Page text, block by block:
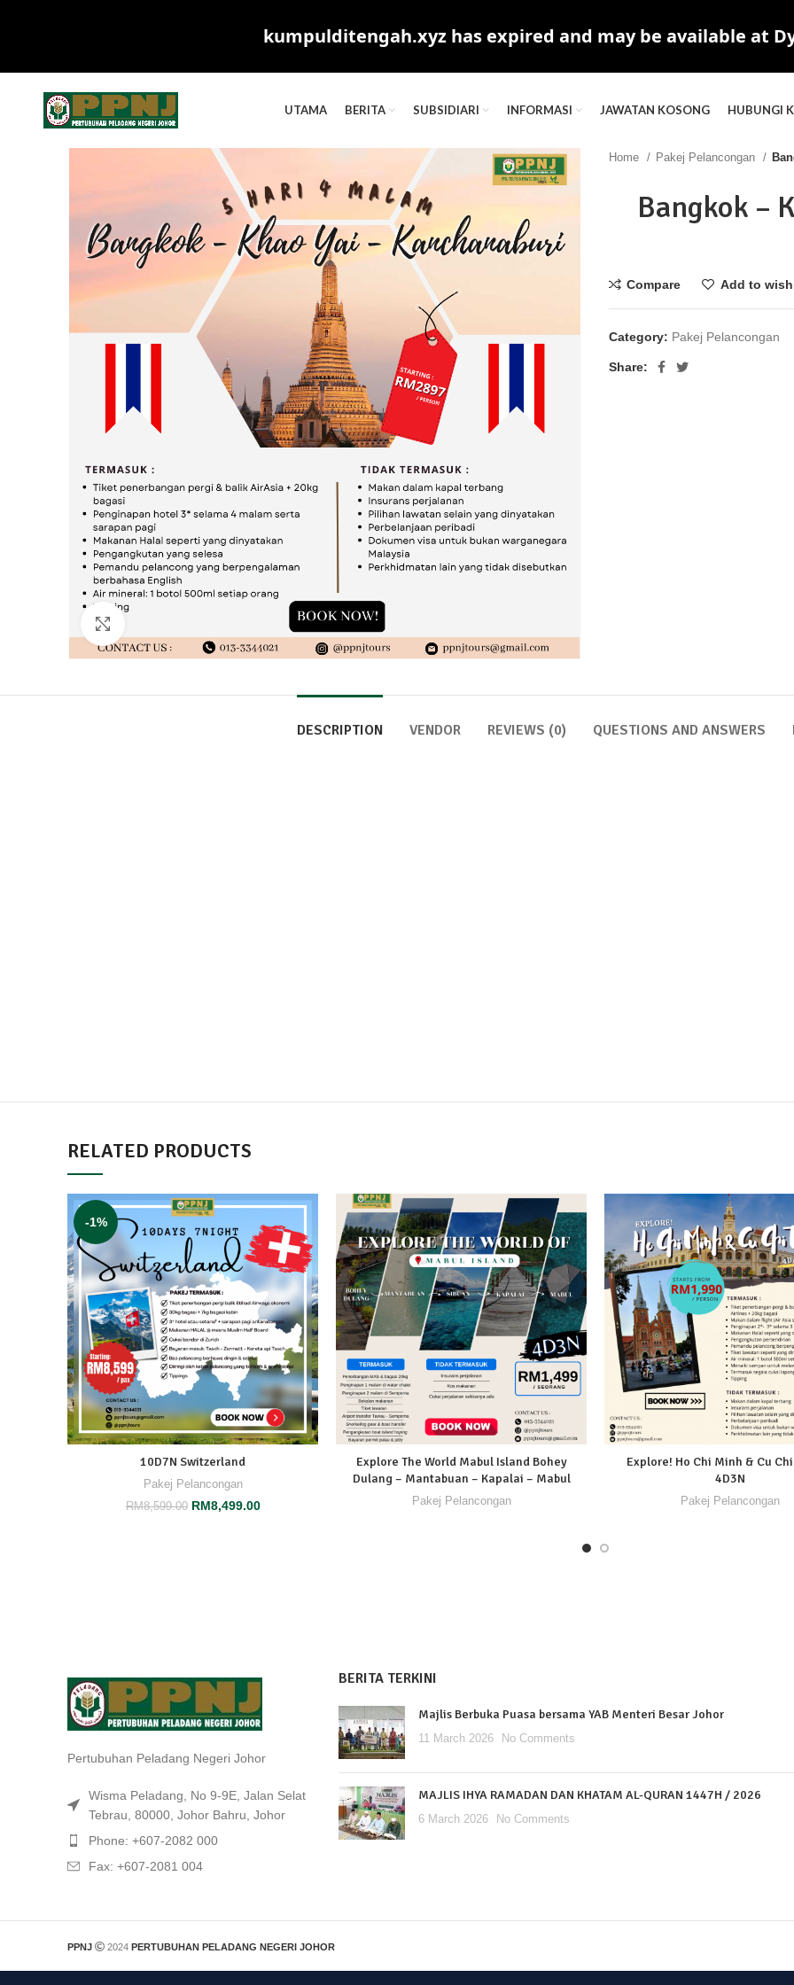
UTAMA BERITA SUBSIDIARI INFORMASI JAWATAN KOSONG HUBUNGI
Home Pakej Pelancongan
Bangkok –
Compare Add to
Category: Pakej Pelancongan
Share:
DESCRIPTION VENDOR REVIEWS (0) QUESTIONS AND ANSWERS
RELATED PRODUCTS
-1%
10D7N Switzerland
Pakej Pelancongan
RM8,599.00 RM8,499.00
Explore The World Mabul Island Bohey
Dulang – Mantabuan – Kapalai – Mabul
Pakej Pelancongan
Explore! Ho Chi Minh & Cu
4D3N
Pakej Pelancongan
Pertubuhan Peladang Negeri Johor
Wisma Peladang, No 9-9E, Jalan Selat
Tebrau, 80000, Johor Bahru, Johor
Phone: +607-2082 000
Fax: +607-2081 004
BERITA TERKINI
Majlis Berbuka Puasa bersama YAB Menteri Besar Johor
11 March 2026 No Comments
MAJLIS IHYA RAMADAN DAN KHATAM AL-QURAN 1447H / 2026
6 March 2026 No Comments
PPNJ 2024 PERTUBUHAN PELADANG NEGERI JOHOR
kumpulditengah.xyz has expired and may be available at